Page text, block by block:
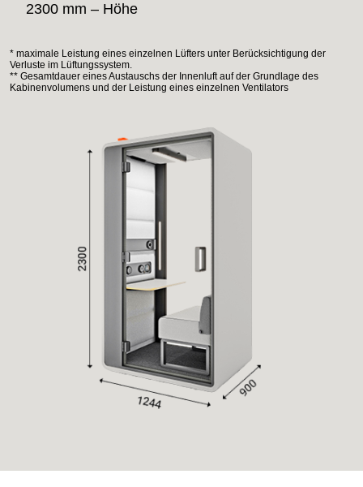
2300 mm – Höhe
* maximale Leistung eines einzelnen Lüfters unter Berücksichtigung der
Verluste im Lüftungssystem.
** Gesamtdauer eines Austauschs der Innenluft auf der Grundlage des
Kabinenvolumens und der Leistung eines einzelnen Ventilators